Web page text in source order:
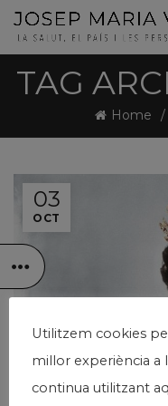
TAG
Home
03
OCT
General Pensamiento
JUEGOS DE ROL Y
Utilitzem cookies
millor experiència a
continua utilitzant